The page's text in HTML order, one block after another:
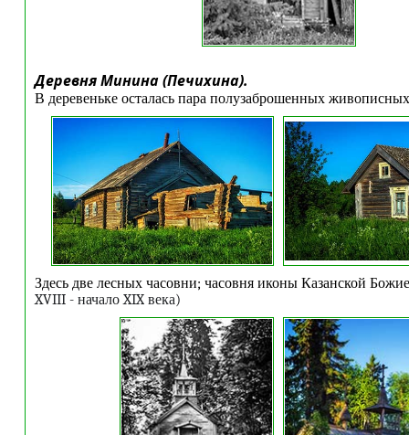
Деревня Минина (Печихина).
В деревеньке осталась пара полузаброшенных
Здесь две лесных часовни; часовня иконы Казанской
XVIII- началоXIXвека)